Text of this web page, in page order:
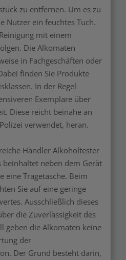
zu entfernen. Um es zu
Nutzer ein feuchtes Tuch.
mit einem
Die Alkomaten
in Fachgeschäften oder
finden Sie Produkte
In der Regel
Exemplare über
Diese reicht beinahe an
verwendet, heran.
Händler Alkoholtester
beinhaltet neben dem Gerät
eine Tragetasche. Beim
Sie auf eine geringe
Ausschließlich dieses
die Zuverlässigkeit des
geben die Alkomaten keine
der
Der Grund besteht darin,